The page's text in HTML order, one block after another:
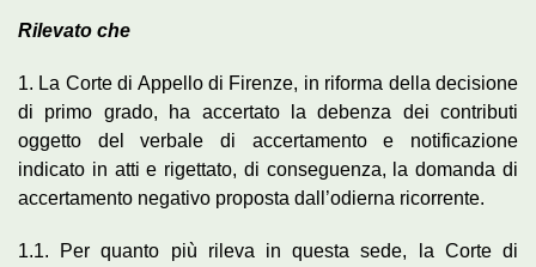
Rilevato che
1. La Corte di Appello di Firenze, in riforma della decisione
di primo grado, ha accertato la debenza dei contributi
oggetto del verbale di accertamento e notificazione
indicato in atti e rigettato, di conseguenza, la domanda di
accertamento negativo proposta dall’odierna ricorrente.
1.1. Per quanto più rileva in questa sede, la Corte di